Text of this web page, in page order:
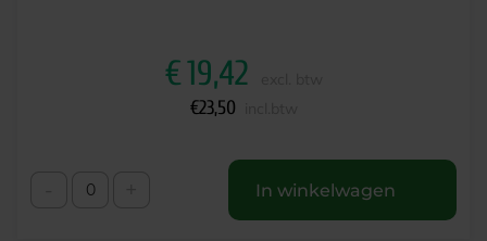
€19,42
€23,50
In winkelwagen